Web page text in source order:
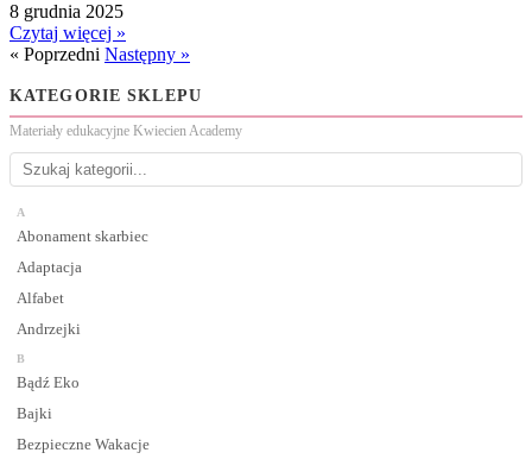
8 grudnia 2025
Czytaj więcej »
« Poprzedni Następny »
KATEGORIE SKLEPU
Materiały edukacyjne Kwiecien Academy
A
Abonament skarbiec
Adaptacja
Alfabet
Andrzejki
B
Bądź Eko
Bajki
Bezpieczne Wakacje